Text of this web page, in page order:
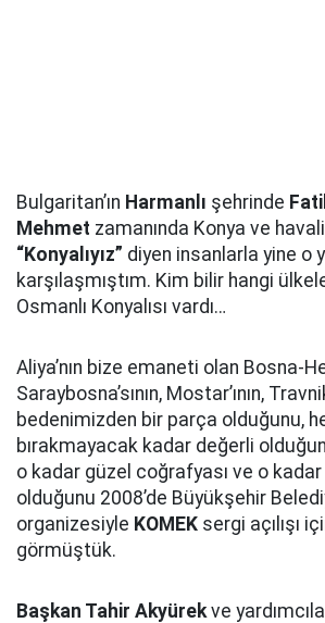
Bulgaritan’ın Harmanlı şehrinde
Mehmet zamanında Konya ve
“Konyalıyız” diyen insanlarla yine o
karşılaşmıştım. Kim bilir hangi
Osmanlı Konyalısı vardı…
Aliya’nın bize emaneti olan Bosna-
Saraybosna’sının, Mostar’ının,
bedenimizden bir parça olduğunu,
bırakmayacak kadar değerli
o kadar güzel coğrafyası ve o kadar
olduğunu 2008’de Büyükşehir
organizesiyle KOMEK sergi açılışı
görmüştük.
Başkan Tahir Akyürekve